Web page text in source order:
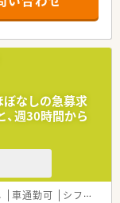
辺にはショッピング
。
メインに受けてお
となりますが、体
す。
地域医療に貢献し
しているため、周囲
想です。
、一人ひとりの習熟
ぼなしの急募求
週30時間から
車通勤可 シフト制